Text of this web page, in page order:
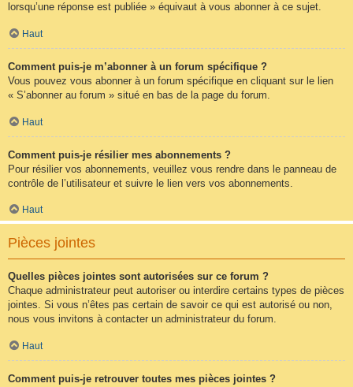
lorsqu’une réponse est publiée » équivaut à vous abonner à ce sujet.
Haut
Comment puis-je m’abonner à un forum spécifique ?
Vous pouvez vous abonner à un forum spécifique en cliquant sur le lien
« S’abonner au forum » situé en bas de la page du forum.
Haut
Comment puis-je résilier mes abonnements ?
Pour résilier vos abonnements, veuillez vous rendre dans le panneau de
contrôle de l’utilisateur et suivre le lien vers vos abonnements.
Haut
Pièces jointes
Quelles pièces jointes sont autorisées sur ce forum ?
Chaque administrateur peut autoriser ou interdire certains types de pièces
jointes. Si vous n’êtes pas certain de savoir ce qui est autorisé ou non,
nous vous invitons à contacter un administrateur du forum.
Haut
Comment puis-je retrouver toutes mes pièces jointes ?